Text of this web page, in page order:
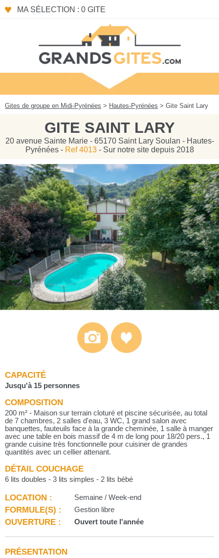
MA SÉLECTION : 0 GITE
Gites de groupe en Midi-Pyrénées > Hautes-Pyrénées > Gite Saint Lary
GITE SAINT LARY
20 avenue Sainte Marie - 65170 Saint Lary Soulan - Hautes-
Pyrénées - Ref 4013- Sur notre site depuis 2018
CAPACITÉ
Jusqu'à 15 personnes
COMPOSITION
200 m² - Maison sur terrain cloturé et piscine sécurisée, au total
de 7 chambres, 2 salles d'eau, 3 WC, 1 grand salon avec
banquettes, fauteuils face à la grande cheminée, 1 salle à manger
avec une table en bois massif de 4 m de long pour 18/20 pers., 1
grande cuisine très fonctionnelle pour cuisiner de grandes
quantités avec un cellier attenant.
DÉTAIL COUCHAGE
6 lits doubles - 3 lits simples - 2 lits bébé
LOCATION : Semaine / Week-end
FORMULE(S) : Gestion libre
OUVERTURE : Ouvert toute l'année
PRÉSENTATION
Panneau de gestion des cookies